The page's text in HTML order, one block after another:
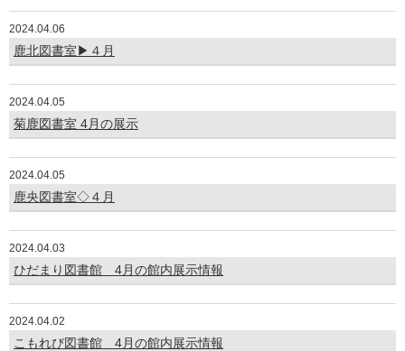
2024.04.06
鹿北図書室▶４月
2024.04.05
菊鹿図書室 4月の展示
2024.04.05
鹿央図書室◇４月
2024.04.03
ひだまり図書館 4月の館内展示情報
2024.04.02
こもれび図書館 4月の館内展示情報